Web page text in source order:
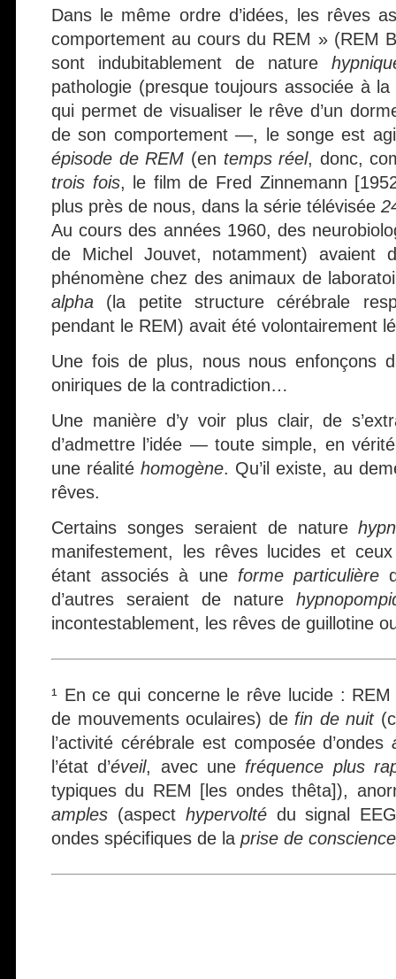
Dans le même ordre d’idées, les rêves
comportement au cours du REM » (REM
sont indubitablement de nature
pathologie (presque toujours associée à
qui permet de visualiser le rêve d’un
de son comportement —, le songe est
épisode de REM (en temps réel, donc,
trois fois, le film de Fred Zinnemann
plus près de nous, dans la série télévisée
Au cours des années 1960, des
de Michel Jouvet, notamment) avaient
phénomène chez des animaux de
alpha (la petite structure cérébrale
pendant le REM) avait été volontairement
Une fois de plus, nous nous enfonçons
oniriques de la contradiction…
Une manière d’y voir plus clair, de
d’admettre l’idée — toute simple, en
une réalité homogène. Qu’il existe, au
rêves.
Certains songes seraient de nature
manifestement, les rêves lucides et
étant associés à une forme particulière
d’autres seraient de nature
incontestablement, les rêves de guillotine
¹ En ce qui concerne le rêve lucide :
de mouvements oculaires) de fin de nuit
l’activité cérébrale est composée d’ondes
l’état d’éveil, avec une fréquence plus
typiques du REM [les ondes thêta]),
amples (aspect hypervoltédu signal
ondes spécifiques de la prise de conscience